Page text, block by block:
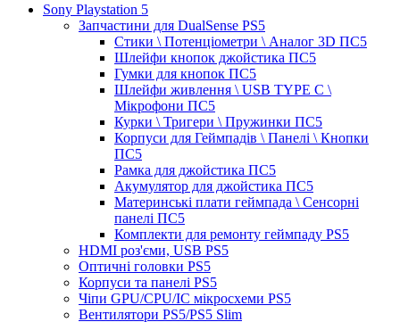
Sony Playstation 5
Запчастини для DualSense PS5
Стики \ Потенціометри \ Аналог 3D ПС5
Шлейфи кнопок джойстика ПС5
Гумки для кнопок ПС5
Шлейфи живлення \ USB TYPE C \
Мікрофони ПС5
Курки \ Тригери \ Пружинки ПС5
Корпуси для Геймпадів \ Панелі \ Кнопки
ПС5
Рамка для джойстика ПС5
Акумулятор для джойстика ПС5
Материнські плати геймпада \ Сенсорні
панелі ПС5
Комплекти для ремонту геймпаду PS5
HDMI роз'єми, USB PS5
Оптичні головки PS5
Корпуси та панелі PS5
Чіпи GPU/CPU/IC мікросхеми PS5
Вентилятори PS5/PS5 Slim